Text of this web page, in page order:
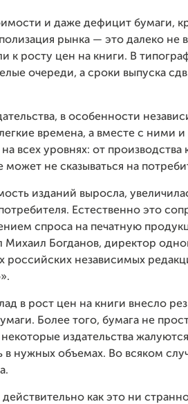
и даже дефицит бумаги,
рынка — это далеко не
к росту цен на книги. В
очереди, а сроки выпуска
в особенности
времена, а вместе с ними и
всех уровнях: от производства
может не сказываться на
изданий выросла,
Естественно это
спроса на печатную
Михаил Богданов, директор
российских независимых
в рост цен на книги внесло
Более того, бумага не
издательства
в нужных объемах. Во всяком
как это ни